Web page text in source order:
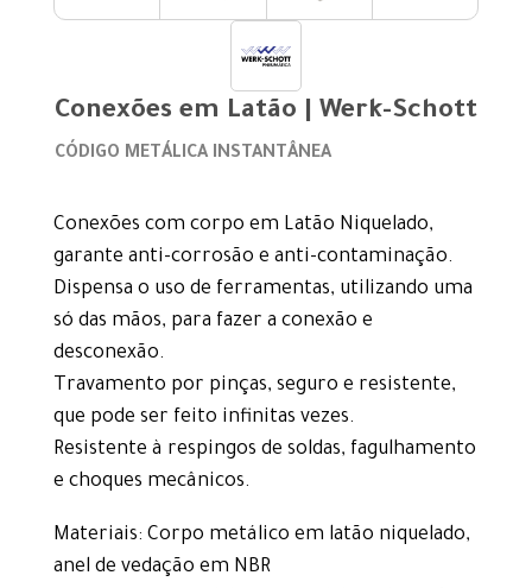
Conexões em Latão | Werk-Schott
CÓDIGO METÁLICA INSTANTÂNEA
Conexões com corpo em Latão Niquelado,
garante anti-corrosão e anti-contaminação.
Dispensa o uso de ferramentas, utilizando uma
só das mãos, para fazer a conexão e
desconexão.
Travamento por pinças, seguro e resistente,
que pode ser feito infinitas vezes.
Resistente à respingos de soldas, fagulhamento
e choques mecânicos.
Materiais: Corpo metálico em latão niquelado,
anel de vedação em NBR